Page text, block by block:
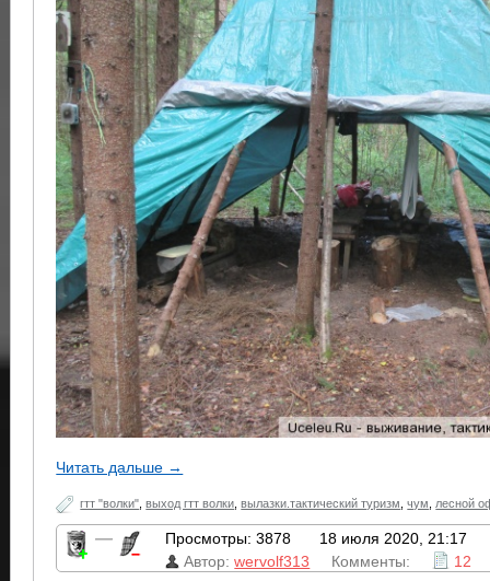
Читать дальше →
гтт "волки" ,выход гтт волки ,вылазки.тактический туризм ,чум лесной
— Просмотры: 3878
18 июля 2020, 21:17
Автор:wervolf313 Комменты: 12